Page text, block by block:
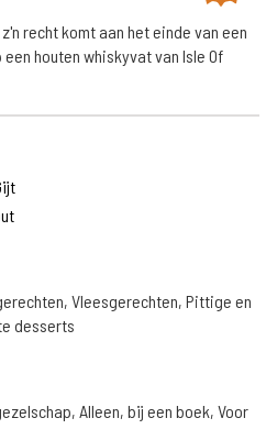
recht komt aan het einde van een
houten whiskyvat van Isle Of
Vleesgerechten, Pittige en
desserts
Alleen, bij een boek, Voor